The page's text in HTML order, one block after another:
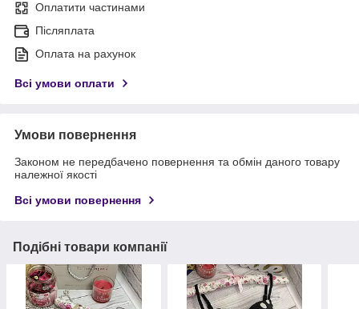
Оплатити частинами
Післяплата
Оплата на рахунок
Всі умови оплати
Умови повернення
Законом не передбачено повернення та обмін даного товару
належної якості
Всі умови повернення
Подібні товари компанії